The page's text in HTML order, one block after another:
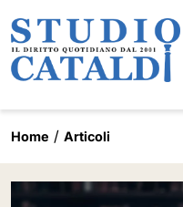
Home Articoli